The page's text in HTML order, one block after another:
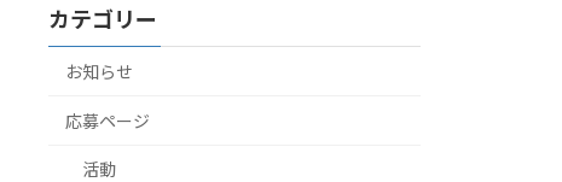
カテゴリー
お知らせ
応募ページ
活動